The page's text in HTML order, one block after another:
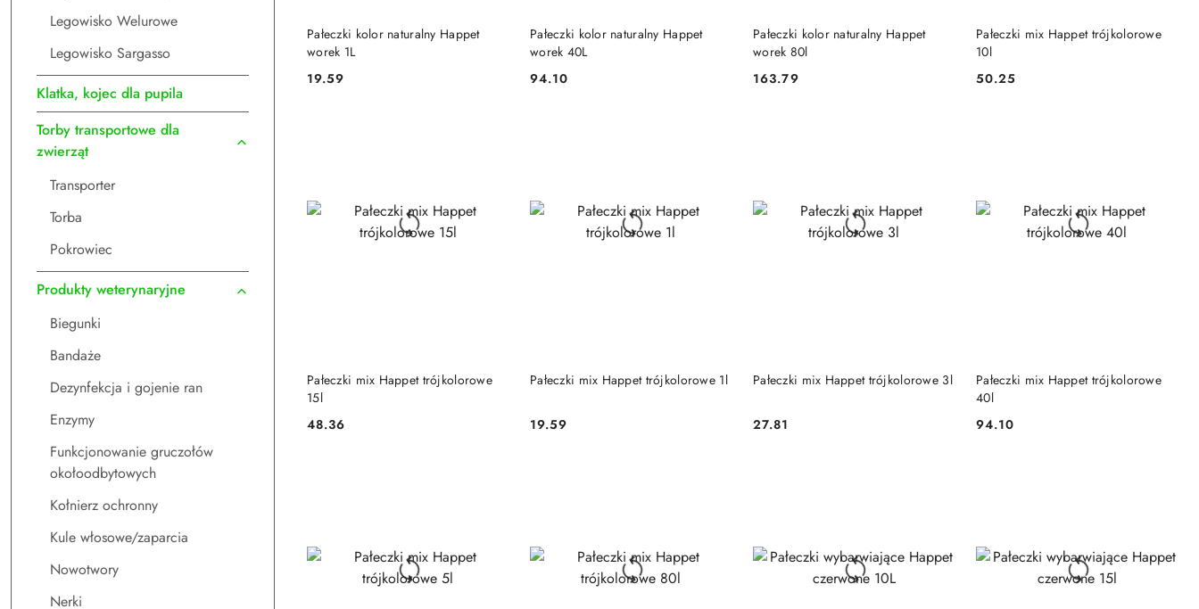
Legowisko Welurowe
Legowisko Sargasso
Klatka, kojec dla pupila
Torby transportowe dla
zwierząt
Transporter
Torba
Pokrowiec
Produkty weterynaryjne
Biegunki
Bandaże
Dezynfekcja i gojenie ran
Enzymy
Funkcjonowanie gruczołów
okołoodbytowych
Kołnierz ochronny
Kule włosowe/zaparcia
Nowotwory
Nerki
Pałeczki kolor naturalny Happet
worek 1L
Cena:
19.59
DO KOSZYKA
Pałeczki kolor naturalny Happet
worek 40L
Cena:
94.10
DO KOSZYKA
Pałeczki kolor naturalny Happet
worek 80l
Cena:
163.79
DO KOSZYKA
Pałeczki mix Happet trójkolorowe
10l
Cena:
50.25
DO KOSZYKA
Pałeczki mix Happet trójkolorowe
15l
Cena:
48.36
DO KOSZYKA Pałeczki mix Happet trójkolorowe 1l
Cena:
19.59
DO KOSZYKA Pałeczki mix Happet trójkolorowe 3l
Cena:
27.81
DO KOSZYKA
Pałeczki mix Happet trójkolorowe
40l
Cena:
94.10
DO KOSZYKA